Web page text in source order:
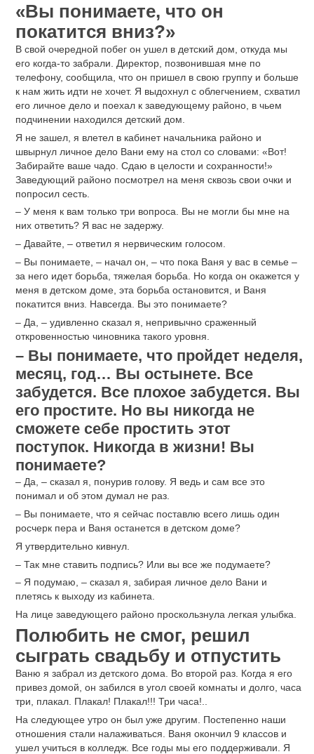
«Вы понимаете, что он
покатится вниз?»
В свой очередной побег он ушел в детский дом, откуда мы
его когда-то забрали. Директор, позвонившая мне по
телефону, сообщила, что он пришел в свою группу и больше
к нам жить идти не хочет. Я выдохнул с облегчением, схватил
его личное дело и поехал к заведующему районо, в чьем
подчинении находился детский дом.
Я не зашел, я влетел в кабинет начальника районо и
швырнул личное дело Вани ему на стол со словами: «Вот!
Забирайте ваше чадо. Сдаю в целости и сохранности!»
Заведующий районо посмотрел на меня сквозь свои очки и
попросил сесть.
– У меня к вам только три вопроса. Вы не могли бы мне на
них ответить? Я вас не задержу.
– Давайте, – ответил я нервическим голосом.
– Вы понимаете, – начал он, – что пока Ваня у вас в семье –
за него идет борьба, тяжелая борьба. Но когда он окажется у
меня в детском доме, эта борьба остановится, и Ваня
покатится вниз. Навсегда. Вы это понимаете?
– Да, – удивленно сказал я, непривычно сраженный
откровенностью чиновника такого уровня.
– Вы понимаете, что пройдет неделя,
месяц, год… Вы остынете. Все
забудется. Все плохое забудется. Вы
его простите. Но вы никогда не
сможете себе простить этот
поступок. Никогда в жизни! Вы
понимаете?
– Да, – сказал я, понурив голову. Я ведь и сам все это
понимал и об этом думал не раз.
– Вы понимаете, что я сейчас поставлю всего лишь один
росчерк пера и Ваня останется в детском доме?
Я утвердительно кивнул.
– Так мне ставить подпись? Или вы все же подумаете?
– Я подумаю, – сказал я, забирая личное дело Вани и
плетясь к выходу из кабинета.
На лице заведующего районо проскользнула легкая улыбка.
Полюбить не смог, решил
сыграть свадьбу и отпустить
Ваню я забрал из детского дома. Во второй раз. Когда я его
привез домой, он забился в угол своей комнаты и долго, часа
три, плакал. Плакал! Плакал!!! Три часа!..
На следующее утро он был уже другим. Постепенно наши
отношения стали налаживаться. Ваня окончил 9 классов и
ушел учиться в колледж. Все годы мы его поддерживали. Я